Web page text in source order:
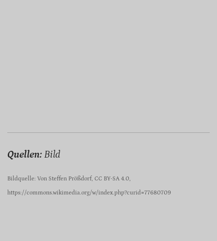
Quellen: Bild
Bildquelle: Von Steffen Prößdorf, CC BY-SA 4.0,
https://commons.wikimedia.org/w/index.php?curid=77680709